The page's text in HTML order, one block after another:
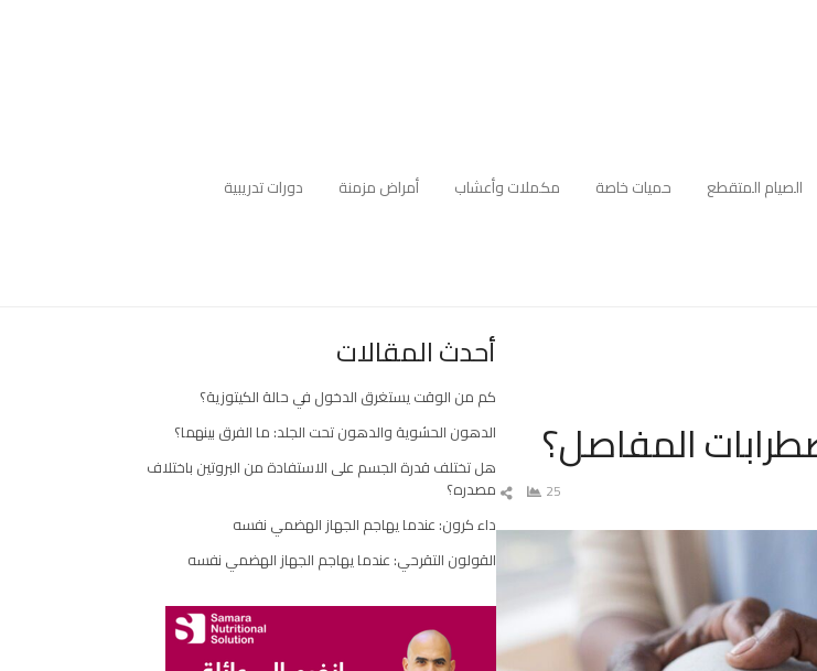
الصيام المتقطع حميات خاصة مكملات وأعشاب أمراض مزمنة
دورات تدريبية
المفاصل؟
25
شارك
المقال
أحدث المقالات
كم من الوقت يستغرق الدخول في حالة الكيتوزية؟
الدهون الحشوية والدهون تحت الجلد: ما الفرق بينهما؟
هل تختلف قدرة الجسم على الاستفادة من البروتين باختلاف
مصدره؟
داء كرون: عندما يهاجم الجهاز الهضمي نفسه
القولون التقرحي: عندما يهاجم الجهاز الهضمي نفسه